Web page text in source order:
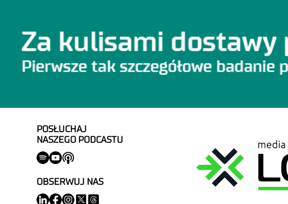
POSŁUCHAJ
NASZEGO PODCASTU
OBSERWUJ NAS